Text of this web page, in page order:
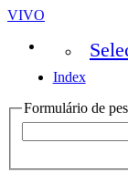
VIVO
Index
Formulário de